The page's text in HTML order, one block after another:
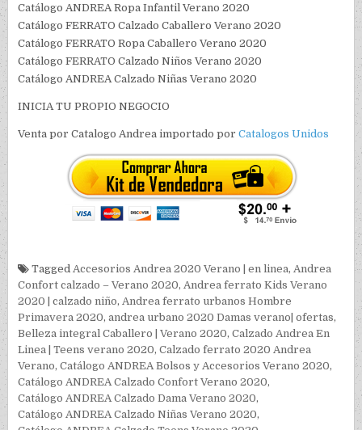
Catálogo ANDREA Ropa Infantil Verano 2020
Catálogo FERRATO Calzado Caballero Verano 2020
Catálogo FERRATO Ropa Caballero Verano 2020
Catálogo FERRATO Calzado Niños Verano 2020
Catálogo ANDREA Calzado Niñas Verano 2020
INICIA TU PROPIO NEGOCIO
Venta por Catalogo Andrea importado porCatalogos Unidos
Tagged Accesorios Andrea 2020 Verano | en linea, Andrea
Confort calzado – Verano 2020, Andrea ferrato Kids Verano
2020 | calzado niño, Andrea ferrato urbanos Hombre
Primavera 2020,andrea urbano 2020 Damas verano| ofertas,
Belleza integral Caballero | Verano 2020,Calzado Andrea En
Linea | Teens verano 2020,Calzado ferrato 2020 Andrea
Verano,Catálogo ANDREA Bolsos y Accesorios Verano 2020,
Catálogo ANDREA Calzado Confort Verano 2020,
Catálogo ANDREA Calzado Dama Verano 2020,
Catálogo ANDREA Calzado Niñas Verano 2020,